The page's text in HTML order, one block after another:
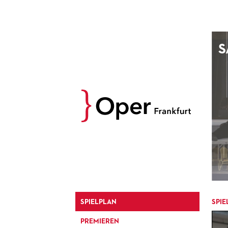
10
11
18 19
27
SPIELPLAN
PREMIEREN